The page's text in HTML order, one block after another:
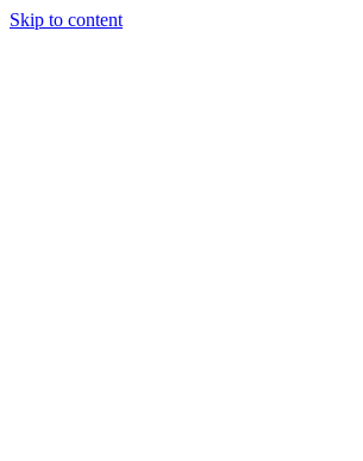
Skip to content